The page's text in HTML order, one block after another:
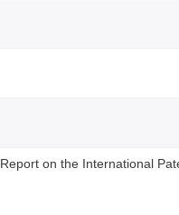
Report on the International